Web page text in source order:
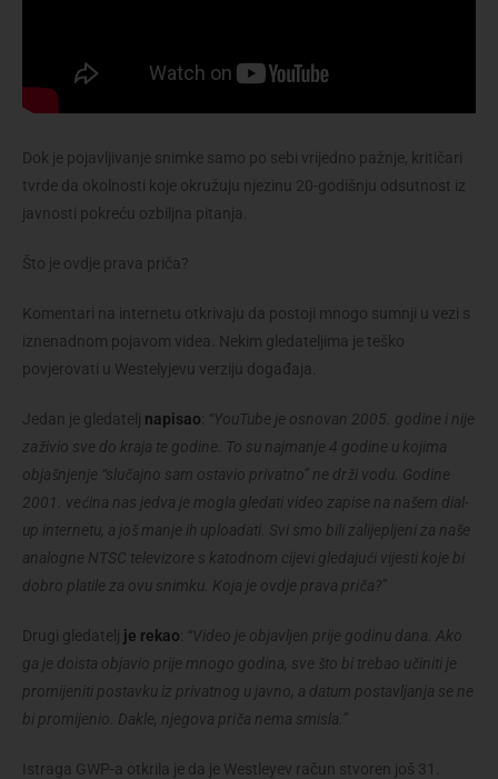
Dok je pojavljivanje snimke samo po sebi vrijedno pažnje, kritičari
tvrde da okolnosti koje okružuju njezinu 20-godišnju odsutnost iz
javnosti pokreću ozbiljna pitanja.
Što je ovdje prava priča?
Komentari na internetu otkrivaju da postoji mnogo sumnji u vezi s
iznenadnom pojavom videa. Nekim gledateljima je teško
povjerovati u Westelyjevu verziju događaja.
Jedan je gledatelj napisao “YouTube je osnovan 2005. godine i nije
zaživio sve do kraja te godine. To su najmanje 4 godine u kojima
objašnjenje “slučajno sam ostavio privatno” ne drži vodu. Godine
2001. većina nas jedva je mogla gledati video zapise na našem dial-
up internetu, a još manje ih uploadati. Svi smo bili zalijepljeni za naše
analogne NTSC televizore s katodnom cijevi gledajući vijesti koje bi
dobro platile za ovu snimku. Koja je ovdje prava priča?”
Drugi gledatelj je rekao “Video je objavljen prije godinu dana. Ako
ga je doista objavio prije mnogo godina, sve što bi trebao učiniti je
promijeniti postavku iz privatnog u javno, a datum postavljanja se ne
bi promijenio. Dakle, njegova priča nema smisla.”
Istraga GWP-a otkrila je da je Westleyev račun stvoren još 31.